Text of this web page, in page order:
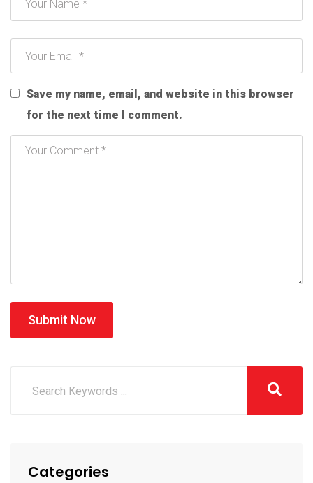
Save my name, email, and website in this browser
for the next time I comment.
Submit Now
Categories